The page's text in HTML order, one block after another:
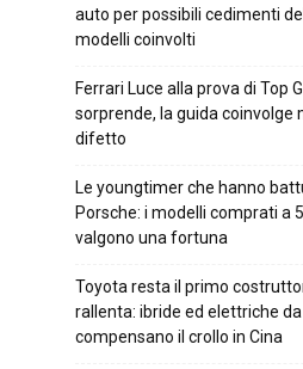
auto per possibili cedimenti
modelli coinvolti
Ferrari Luce alla prova di Top
sorprende, la guida coinvolge
difetto
Le youngtimer che hanno
Porsche: i modelli comprati a
valgono una fortuna
Toyota resta il primo
rallenta: ibride ed elettriche
compensano il crollo in Cina